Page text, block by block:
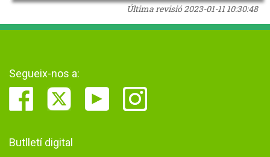
Última revisió2023-01-11 10:30:48
Segueix-nos a:
Butlletí digital